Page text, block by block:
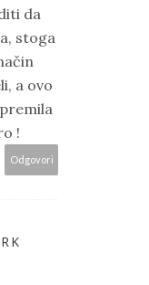
da
stoga
a ovo
!
Odgovori